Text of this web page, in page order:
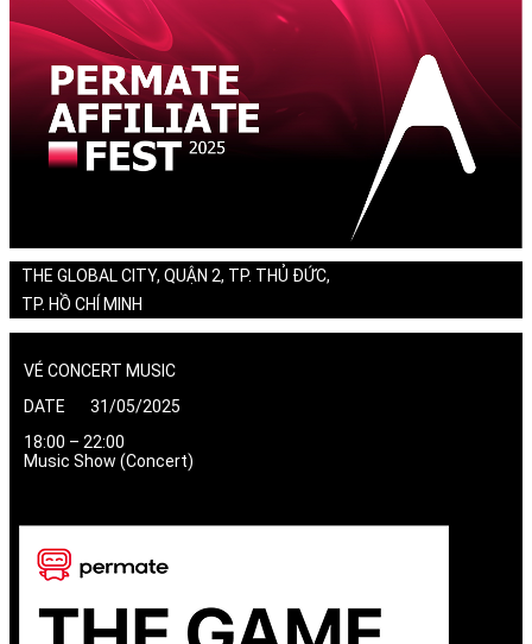
THE GLOBAL CITY, QUẬN 2, TP. THỦ ĐỨC,
TP. HỒ CHÍ MINH
VÉ CONCERT MUSIC
DATE 31/05/2025
18:00 – 22:00
Music Show (Concert)